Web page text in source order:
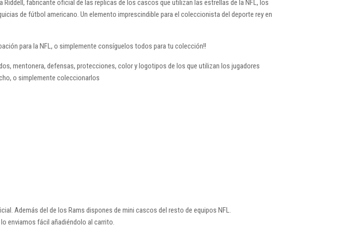
Riddell, fabricante oficial de las replicas de los cascos que utilizan las estrellas de la NFL, los
de fútbol americano. Un elemento imprescindible para el coleccionista del deporte rey en
para la NFL, o simplemente consíguelos todos para tu colección!!
mentonera, defensas, protecciones, color y logotipos de los que utilizan los jugadores
o simplemente coleccionarlos
Además del de los Rams dispones de mini cascos del resto de equipos NFL.
enviamos fácil añadiéndolo al carrito.